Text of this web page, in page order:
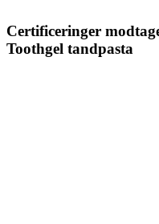
Certificeringer
Toothgel tandpasta